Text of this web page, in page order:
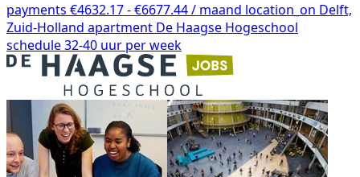
payments €4632.17 - €6677.44 / maand location_on Delft,
Zuid-Holland apartment De Haagse Hogeschool
schedule32-40 uur per week